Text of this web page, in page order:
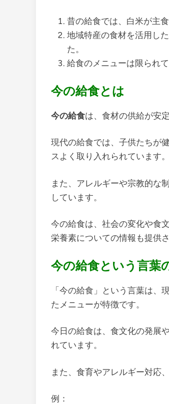
昔の給食では、白米が主
地域特産の食材を活用し
た。
給食のメニューは限られ
今の給食とは
今の給食は、食材の供給が安
現代の給食では、子供たちが
スよく取り入れられています。
また、アレルギーや宗教的な
しています。
今の給食は、社会の変化や食
栄養素についての情報も提供
今の給食という言葉
「今の給食」という言葉は、
たメニューが特徴です。
今日の給食は、食文化の発展
れています。
また、食育やアレルギー対応
例：